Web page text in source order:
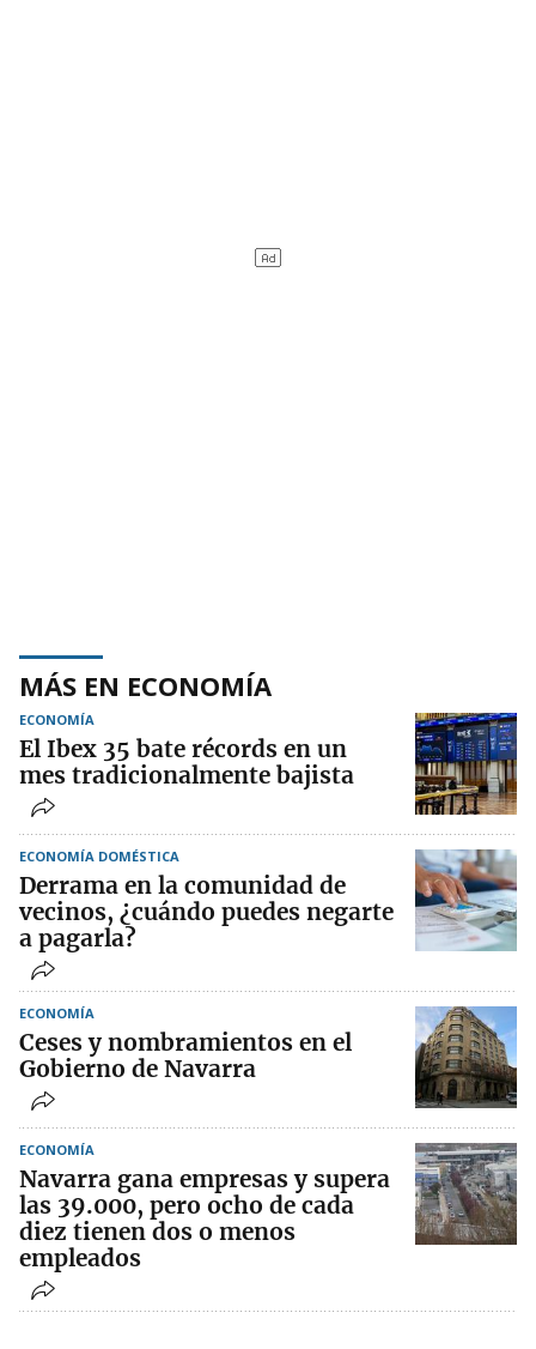
MÁS EN ECONOMÍA
ECONOMÍA
El Ibex 35 bate récords en un
mes tradicionalmente bajista
ECONOMÍA DOMÉSTICA
Derrama en la comunidad de
vecinos, ¿cuándo puedes negarte
a pagarla?
ECONOMÍA
Ceses y nombramientos en el
Gobierno de Navarra
ECONOMÍA
Navarra gana empresas y supera
las 39.000, pero ocho de cada
diez tienen dos o menos
empleados